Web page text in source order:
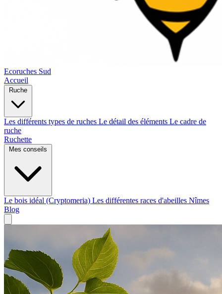
Ecoruches Sud
Accueil
Les différents types de ruches Le détail des éléments Le cadre de
ruche
Ruchette
Le bois idéal (Cryptomeria) Les différentes races d'abeilles Nîmes
Blog